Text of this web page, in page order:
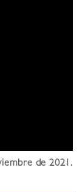
de 2021.